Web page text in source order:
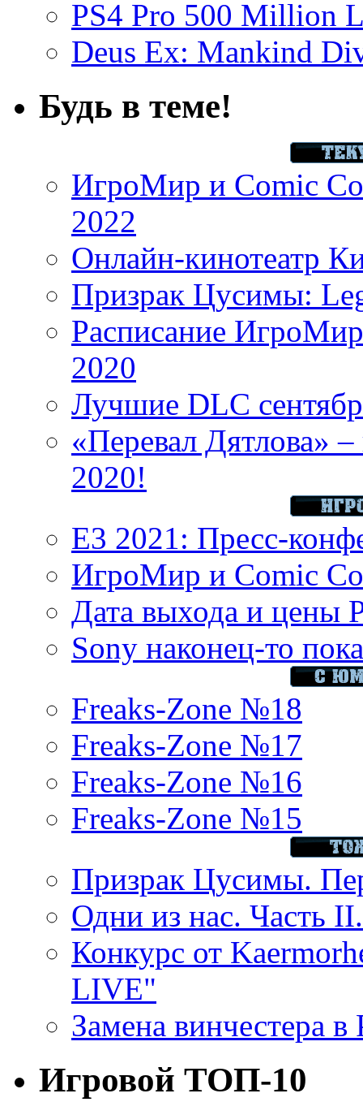
PS4 Pro 500 Million
Deus Ex: Mankind
Будь в теме!
ИгроМир и Comic
2022
Онлайн-кинотеатр
Призрак Цусимы:
Расписание
2020
Лучшие DLC
«Перевал Дятлова»
2020!
E3 2021: Пресс-
ИгроМир и Comic
Дата выхода и цены
Sony наконец-то
Freaks-Zone №18
Freaks-Zone №17
Freaks-Zone №16
Freaks-Zone №15
Призрак Цусимы.
Одни из нас. Часть
Конкурс от
LIVE"
Замена винчестера
Игровой ТОП-10